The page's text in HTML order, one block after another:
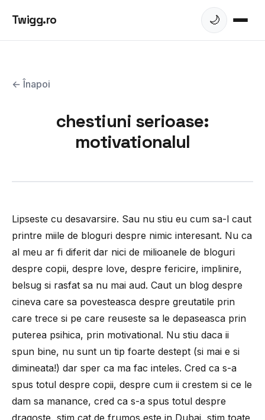
Twigg.ro 🌙
← Înapoi
chestiuni serioase:
motivationalul
Lipseste cu desavarsire. Sau nu stiu eu cum sa-l caut
printre miile de bloguri despre nimic interesant. Nu ca
al meu ar fi diferit dar nici de milioanele de bloguri
despre copii, despre love, despre fericire, implinire,
belsug si rasfat sa nu mai aud. Caut un blog despre
cineva care sa povesteasca despre greutatile prin
care trece si pe care reuseste sa le depaseasca prin
puterea psihica, prin motivational. Nu stiu daca ii
spun bine, nu sunt un tip foarte destept (si mai e si
dimineata!) dar sper ca ma fac inteles. Cred ca s-a
spus totul despre copii, despre cum ii crestem si ce le
dam sa manance, cred ca s-a spus totul despre
dragoste, stim cat de frumos este in Dubai, stim toate